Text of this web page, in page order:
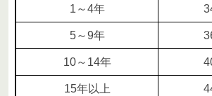
1～4年
5～9年
10～14年
15年以上